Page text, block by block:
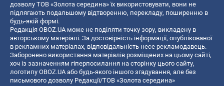
дозволу ТОВ «Золота середина» їх використовувати, вони не
підлягають подальшому відтворенню, перекладу, поширенню в
будь-якій формі.
Редакція OBOZ.UA може не поділяти точку зору, викладену в
авторському матеріалі. За достовірність інформації, опублікованої
в рекламних матеріалах, відповідальність несе рекламодавець.
Заборонено використання матеріалів розміщених на цьому сайті,
хоч із зазначенням гіперпосилання на сторінку цього сайту,
логотипу OBOZ.UA або будь-якого іншого згадування, але без
письмового дозволу Редакції/ТОВ «Золота середина»